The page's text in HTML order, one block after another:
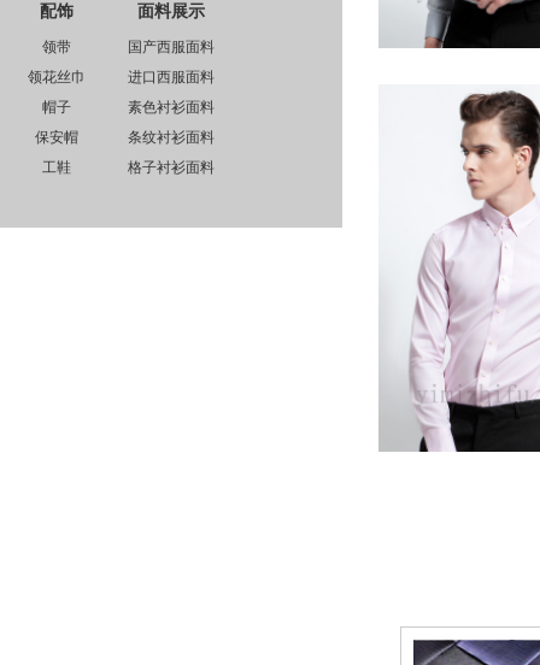
配饰
领带
领花丝巾
帽子
保安帽
工鞋
面料展示
国产西服面料
进口西服面料
素色衬衫面料
条纹衬衫面料
格子衬衫面料